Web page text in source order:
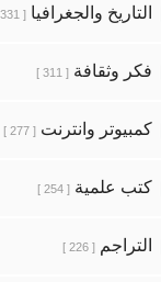
التاريخ والجغرافيا [ 331 ]
فكر وثقافة [ 311 ]
كمبيوتر وانترنت [ 277 ]
كتب علمية [ 254 ]
التراجم [ 226 ]